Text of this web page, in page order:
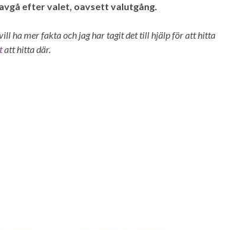
efter valet, oavsett valutgång.
ha mer fakta och jag har tagit det till hjälp för att hitta
att hitta där.